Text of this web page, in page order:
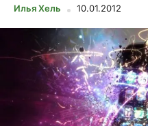
Илья Хель 10.01.2012